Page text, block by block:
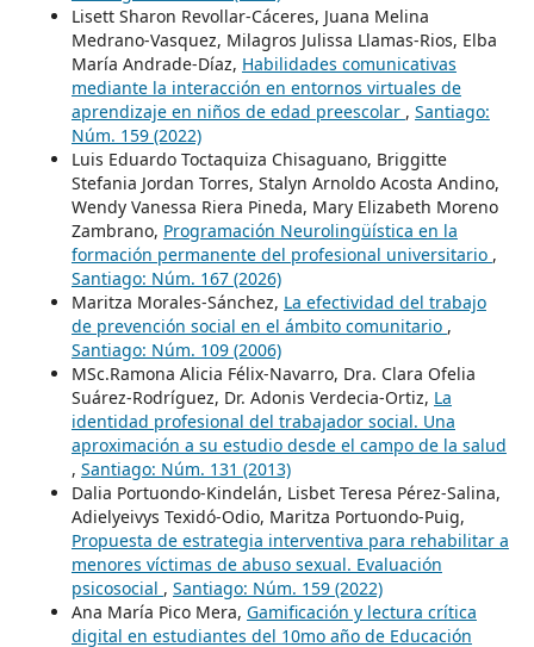
Lisett Sharon Revollar-Cáceres, Juana Melina
Medrano-Vasquez, Milagros Julissa Llamas-Rios, Elba
María Andrade-Díaz, Habilidades comunicativas
mediante la interacción en entornos virtuales de
aprendizaje en niños de edad preescolar , Santiago:
Núm. 159 (2022)
Luis Eduardo Toctaquiza Chisaguano, Briggitte
Stefania Jordan Torres, Stalyn Arnoldo Acosta Andino,
Wendy Vanessa Riera Pineda, Mary Elizabeth Moreno
Zambrano, Programación Neurolingüística en la
formación permanente del profesional universitario ,
Santiago: Núm. 167 (2026)
Maritza Morales-Sánchez, La efectividad del trabajo
de prevención social en el ámbito comunitario ,
Santiago: Núm. 109 (2006)
MSc.Ramona Alicia Félix-Navarro, Dra. Clara Ofelia
Suárez-Rodríguez, Dr. Adonis Verdecia-Ortiz, La
identidad profesional del trabajador social. Una
aproximación a su estudio desde el campo de la salud
, Santiago: Núm. 131 (2013)
Dalia Portuondo-Kindelán, Lisbet Teresa Pérez-Salina,
Adielyeivys Texidó-Odio, Maritza Portuondo-Puig,
Propuesta de estrategia interventiva para rehabilitar a
menores víctimas de abuso sexual. Evaluación
psicosocial , Santiago: Núm. 159 (2022)
Ana María Pico Mera, Gamificación y lectura crítica
digital en estudiantes del 10mo año de Educación